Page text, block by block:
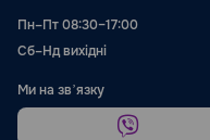
Пн–Пт 08:30–17:00
Сб–Нд вихідні
Ми на звʼязку